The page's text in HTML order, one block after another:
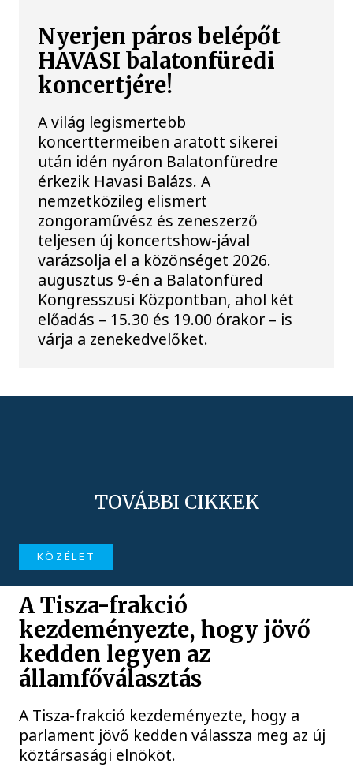
Nyerjen páros belépőt
HAVASI balatonfüredi
koncertjére!
A világ legismertebb
koncerttermeiben aratott sikerei
után idén nyáron Balatonfüredre
érkezik Havasi Balázs. A
nemzetközileg elismert
zongoraművész és zeneszerző
teljesen új koncertshow-jával
varázsolja el a közönséget 2026.
augusztus 9-én a Balatonfüred
Kongresszusi Központban, ahol két
előadás – 15.30 és 19.00 órakor – is
várja a zenekedvelőket.
TOVÁBBI CIKKEK
KÖZÉLET
A Tisza-frakció
kezdeményezte, hogy jövő
kedden legyen az
államfőválasztás
A Tisza-frakció kezdeményezte, hogy a
parlament jövő kedden válassza meg az új
köztársasági elnököt.